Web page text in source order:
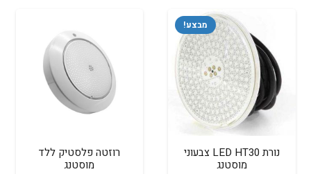
מבצע!
נורת LED HT30 צבעוני
מוסטנג
רוזטה פלסטיק ללד
מוסטנג